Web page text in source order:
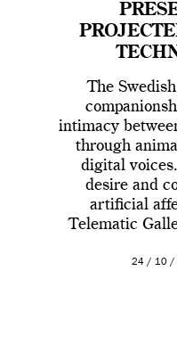
The
intimacy
through
digital
desire and
artificial
Telematic
24 / 10